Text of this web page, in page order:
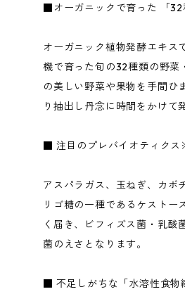
■オーガニックで育った 「
オーガニック植物発酵エキス
機で育った旬の32種類の野菜
の美しい野菜や果物を手間ひ
り抽出し丹念に時間をかけて
■ 注目のプレバイオティクス
アスパラガス、玉ねぎ、カボ
リゴ糖の一種であるケストー
く届き、ビフィズス菌・乳酸
菌のえさとなります。
■ 不足しがちな「水溶性食物